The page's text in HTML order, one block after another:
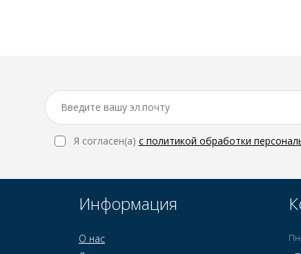
Я согласен(a) с политикой обработки
Информация
О нас